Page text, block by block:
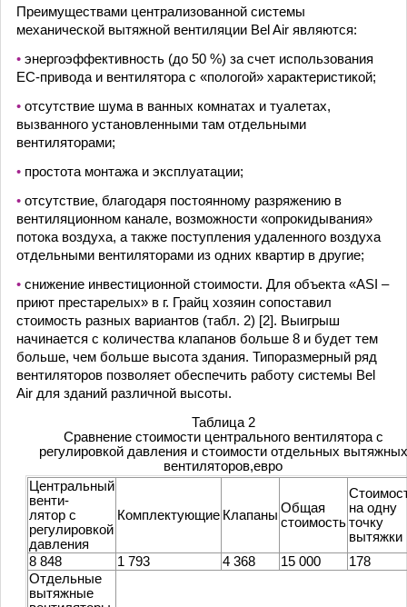
Преимуществами централизованной системы
механической вытяжной вентиляции Bel Air являются:
• энергоэффективность (до 50 %) за счет использования
ЕС-привода и вентилятора с «пологой» характеристикой;
• отсутствие шума в ванных комнатах и туалетах,
вызванного установленными там отдельными
вентиляторами;
• простота монтажа и эксплуатации;
• отсутствие, благодаря постоянному разряжению в
вентиляционном канале, возможности «опрокидывания»
потока воздуха, а также поступления удаленного воздуха
отдельными вентиляторами из одних квартир в другие;
• снижение инвестиционной стоимости. Для объекта «ASI –
приют престарелых» в г. Грайц хозяин сопоставил
стоимость разных вариантов (табл. 2) [2]. Выигрыш
начинается с количества клапанов больше 8 и будет тем
больше, чем больше высота здания. Типоразмерный ряд
вентиляторов позволяет обеспечить работу системы Bel
Air для зданий различной высоты.
Таблица 2
Сравнение стоимости центрального вентилятора с
регулировкой давления и стоимости отдельных вытяжных
вентиляторов,евро
Центральный
венти-
лятор с
регулировкой
давления
Комплектующие Клапаны Общая
стоимость
на одну
точку
вытяжки
8 848
1 793 4 368 15 000
178
Отдельные
вытяжные